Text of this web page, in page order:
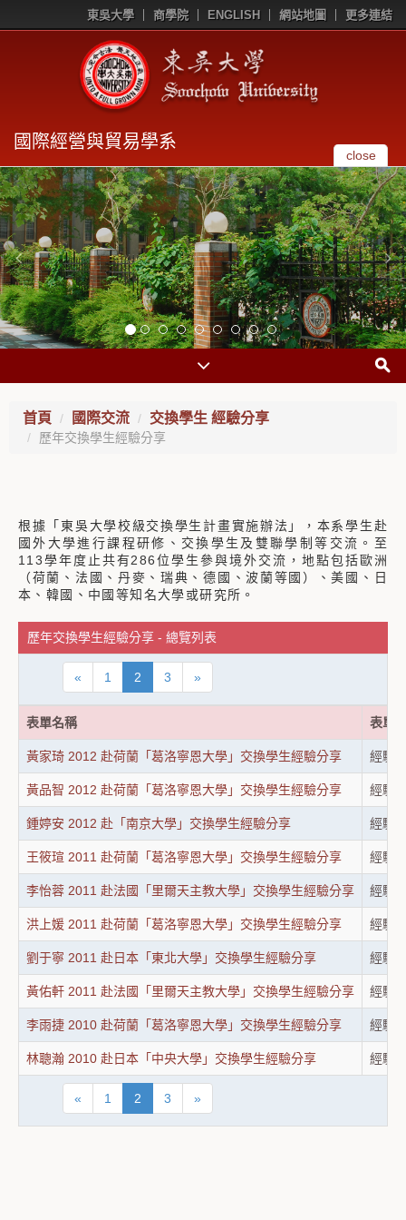
東吳大學 商學院 ENGLISH 網站地圖 更多連結
國際經營與貿易學系
close
首頁 國際交流 交換學生 經驗分享
歷年交換學生經驗分享
根據「東吳大學校級交換學生計畫實施辦法」，本系學生赴
國外大學進行課程研修、交換學生及雙聯學制等交流。至
113學年度止共有286位學生參與境外交流，地點包括歐洲
（荷蘭、法國、丹麥、瑞典、德國、波蘭等國）、美國、日
本、韓國、中國等知名大學或研究所。
歷年交換學生經驗分享 - 總覽列表
« 1 2 3 »
表單名稱 表單
黃家琦 2012 赴荷蘭「葛洛寧恩大學」交換學生經驗分享 經驗
黃品智 2012 赴荷蘭「葛洛寧恩大學」交換學生經驗分享 經驗
鍾婷安 2012 赴「南京大學」交換學生經驗分享 經驗
王筱瑄 2011 赴荷蘭「葛洛寧恩大學」交換學生經驗分享 經驗
李怡蓉 2011 赴法國「里爾天主教大學」交換學生經驗分享 經驗
洪上媛 2011 赴荷蘭「葛洛寧恩大學」交換學生經驗分享 經驗
劉于寧 2011 赴日本「東北大學」交換學生經驗分享 經驗
黃佑軒 2011 赴法國「里爾天主教大學」交換學生經驗分享 經驗
李雨捷 2010 赴荷蘭「葛洛寧恩大學」交換學生經驗分享 經驗
林聰瀚 2010 赴日本「中央大學」交換學生經驗分享 經驗
« 1 2 3 »